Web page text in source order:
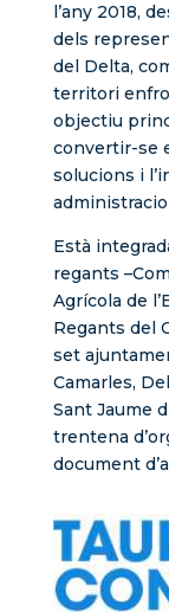
l’any 2018,
dels
del Delta,
territori
objectiu
convertir-se
solucions i
Està
regants
Agrícola de
Regants del
set
Camarles,
Sant Jaume
trentena
document